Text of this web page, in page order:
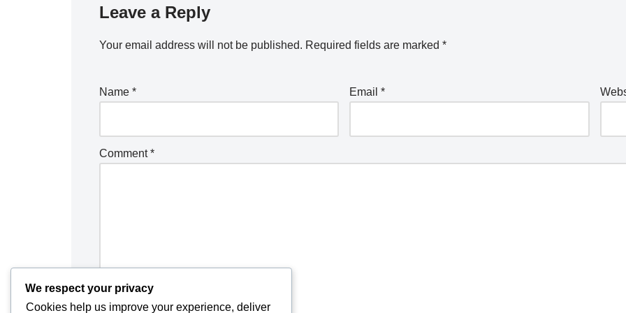
Leave a Reply
Your email address will not be published. Required fields are marked *
Name * Email*
Comment*
We respect your privacy
Cookies help us improve your experience, deliver